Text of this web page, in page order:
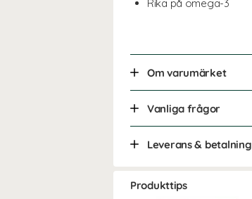
Rika på omega-3
Om varumärket
Vanliga frågor
Leverans & betalning
Produkttips